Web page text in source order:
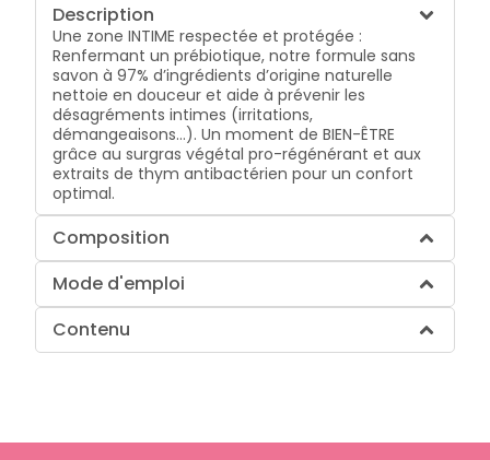
Description
Une zone INTIME respectée et protégée :
Renfermant un prébiotique, notre formule sans
savon à 97% d’ingrédients d’origine naturelle
nettoie en douceur et aide à prévenir les
désagréments intimes (irritations,
démangeaisons…). Un moment de BIEN-ÊTRE
grâce au surgras végétal pro-régénérant et aux
extraits de thym antibactérien pour un confort
optimal.
Composition
Mode d'emploi
Contenu